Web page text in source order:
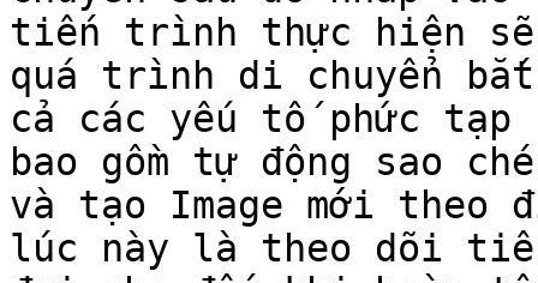
tiến trình thực hiện sẽ
quá trình di chuyển
cả các yếu tố phức
bao gồm tự động sao
và tạo Image mới theo
lúc này là theo dõi